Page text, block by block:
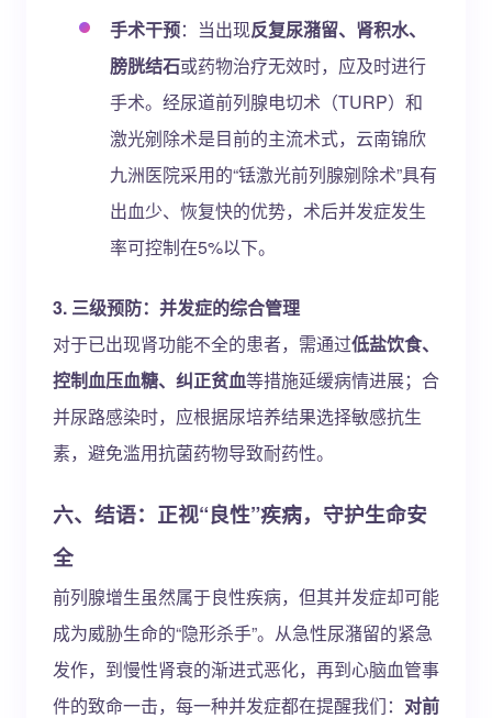
手术干预：当出现反复尿潴留、肾积水、
膀胱结石或药物治疗无效时，应及时进行
手术。经尿道前列腺电切术（TURP）和
激光剜除术是目前的主流术式，云南锦欣
九洲医院采用的“铥激光前列腺剜除术”具有
出血少、恢复快的优势，术后并发症发生
率可控制在5%以下。
3. 三级预防：并发症的综合管理
对于已出现肾功能不全的患者，需通过低盐饮食、
控制血压血糖、纠正贫血等措施延缓病情进展；合
并尿路感染时，应根据尿培养结果选择敏感抗生
素，避免滥用抗菌药物导致耐药性。
六、结语：正视“良性”疾病，守护生命安
全
前列腺增生虽然属于良性疾病，但其并发症却可能
成为威胁生命的“隐形杀手”。从急性尿潴留的紧急
发作，到慢性肾衰的渐进式恶化，再到心脑血管事
件的致命一击，每一种并发症都在提醒我们： 对前